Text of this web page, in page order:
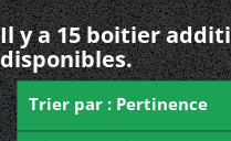
Il y a 15 boitier
disponibles.
Trier par : Pertinence